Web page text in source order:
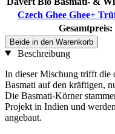
Czech Ghee Ghee+
Gesamtpreis:
Beide in den Warenkorb
Beschreibung
In dieser Mischung trifft
Basmati auf den kräftigen,
Die Basmati-Körner
Projekt in Indien und
angebaut.